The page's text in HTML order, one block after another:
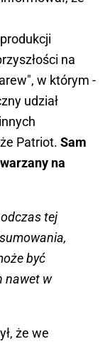
na
w którym -
udział
Patriot. Sam
na
tej
być
nawet w
że we